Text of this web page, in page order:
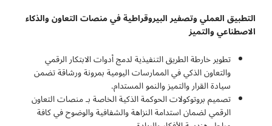
التطبيق العملي وتصفير البيروقراطية في منصات التعاون والذكاء
الاصطناعي والتميز
تطوير خارطة الطريق التنفيذية لدمج أدوات الابتكار الرقمي
والتعاون الذكي في الممارسات اليومية بمرونة ورشاقة تضمن
سيادة القرار والتميز والنمو المستدام.
تصميم بروتوكولات الحوكمة الذكية الخاصة بـ منصات التعاون
الرقمي لضمان استدامة النزاهة والشفافية والوضوح في كافة